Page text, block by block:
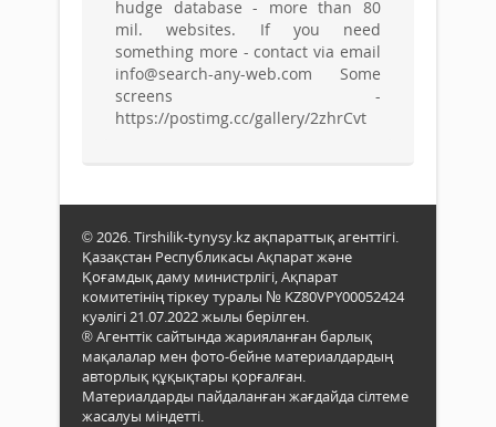
hudge database - more than 80
mil. websites. If you need
something more - contact via email
info@search-any-web.com Some
screens -
https://postimg.cc/gallery/2zhrCvt
© 2026. Tirshilik-tynysy.kz ақпараттық агенттігі.
Қазақстан Республикасы Ақпарат және
Қоғамдық даму министрлігі, Ақпарат
комитетінің тіркеу туралы № KZ80VPY00052424
куәлігі 21.07.2022 жылы берілген.
® Агенттік сайтында жарияланған барлық
мақалалар мен фото-бейне материалдардың
авторлық құқықтары қорғалған.
Материалдарды пайдаланған жағдайда сілтеме
жасалуы міндетті.